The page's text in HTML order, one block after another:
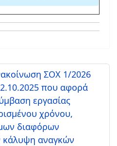
ΣΟΧ 1/2026
που αφορά
εργασίας
χρόνου,
διαφόρων
κάλυψη αναγκών